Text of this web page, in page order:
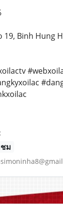
19, Binh Hung
ชม